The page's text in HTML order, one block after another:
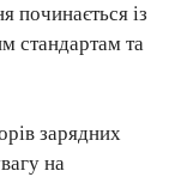
починається із
стандартам та
зарядних
на